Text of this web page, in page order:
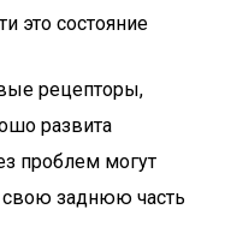
это состояние
рецепторы,
развита
проблем могут
свою заднюю часть